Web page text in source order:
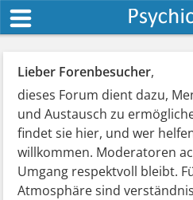
Lieber Forenbesucher,
dieses Forum dient dazu,
und Austausch zu
findet sie hier, und wer
willkommen. Moderatoren
Umgang respektvoll bleibt.
Atmosphäre sind